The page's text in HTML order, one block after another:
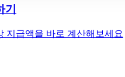
지급액을 바로 계산해보세요